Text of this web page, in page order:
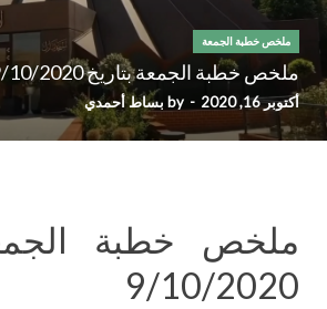
ملخص خطبة الجمعة
ملخص خطبة الجمعة بتاريخ 9/10/2020
أكتوبر 16, 2020 -
by بساط أحمدي
ملخص خطبة
9/10/2020